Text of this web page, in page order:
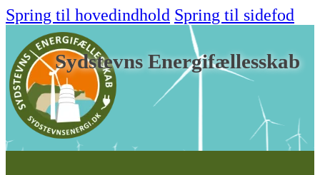
Spring til hovedindhold Spring til sidefod
Sydstevns Energifællesskab